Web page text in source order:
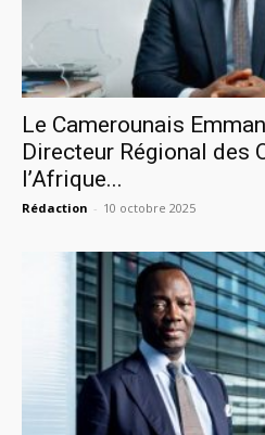
Le Camerounais
Directeur Régional des
l’Afrique...
Rédaction - 10 octobre 2025